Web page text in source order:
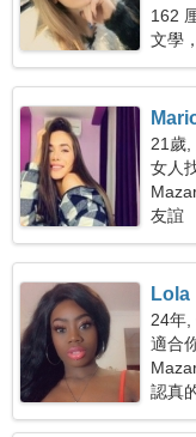
162
文學
21歲,
女人
友誼
Lola
24年,
適合
認真